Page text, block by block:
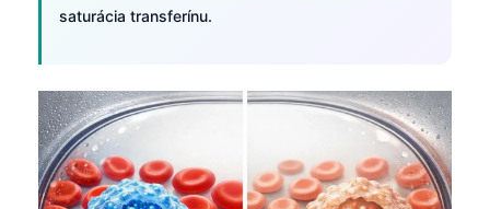
saturácia transferínu.